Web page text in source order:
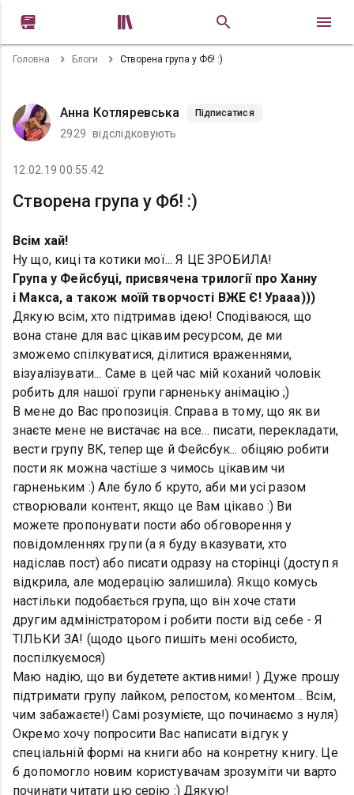
 
Головна Блоги Створена група у Фб! :)
Анна Котляревська Підписатися
2929 відслідковують
12.02.19 00:55:42
Створена група у Фб! :)
Всім хай!
Ну що, киці та котики мої... Я ЦЕ ЗРОБИЛА!
Група у Фейсбуці, присвячена трилогії про Ханну
і Макса, а також моїй творчості ВЖЕ Є! Урааа)))
Дякую всім, хто підтримав ідею! Сподіваюся, що
вона стане для вас цікавим ресурсом, де ми
зможемо спілкуватися, ділитися враженнями,
візуалізувати... Саме в цей час мій коханий чоловік
робить для нашої групи гарненьку анімацію ;)
В мене до Вас пропозиція. Справа в тому, що як ви
знаєте мене не вистачає на все... писати, перекладати,
вести групу ВК, тепер ще й Фейсбук... обіцяю робити
пости як можна частіше з чимось цікавим чи
гарненьким :) Але було б круто, аби ми усі разом
створювали контент, якщо це Вам цікаво :) Ви
можете пропонувати пости або обговорення у
повідомленнях групи (а я буду вказувати, хто
надіслав пост) або писати одразу на сторінці (доступ я
відкрила, але модерацію залишила). Якщо комусь
настільки подобається група, що він хоче стати
другим адміністратором і робити пости від себе - Я
ТІЛЬКИ ЗА! (щодо цього пишіть мені особисто,
поспілкуємося)
Маю надію, що ви будетете активними! ) Дуже прошу
підтримати групу лайком, репостом, коментом... Всім,
чим забажаєте!) Самі розумієте, що починаємо з нуля)
Окремо хочу попросити Вас написати відгук у
спеціальній формі на книги або на конретну книгу. Це
б допомогло новим користувачам зрозуміти чи варто
починати читати цю серію :) Дякую!